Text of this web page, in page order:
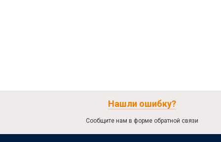
Нашли ошибку?
Сообщите нам в форме обратной связи